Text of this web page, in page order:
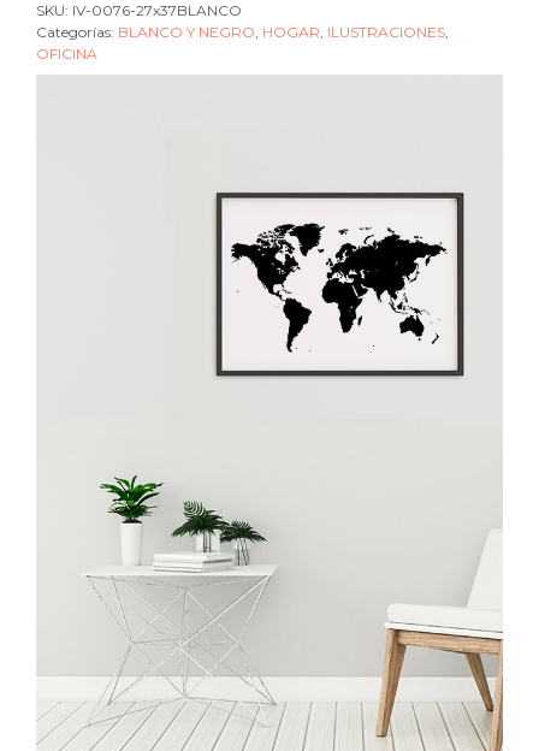
cantidad
SKU: IV-0076-27x37BLANCO
Categorías: BLANCO Y NEGRO, HOGAR, ILUSTRACIONES,
OFICINA